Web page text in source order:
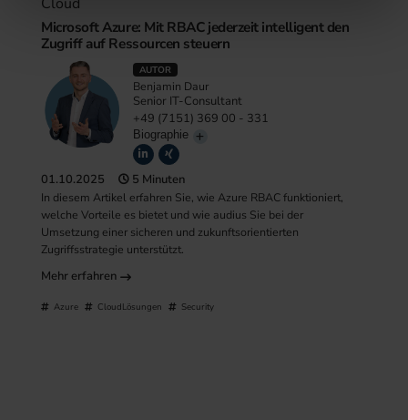
Microsoft Azure: Mit RBAC jederzeit intelligent den
Zugriff auf Ressourcen steuern
AUTOR
Benjamin Daur
Senior IT-Consultant
+49 (7151) 369 00 - 331
Biographie
01.10.2025 5 Minuten
In diesem Artikel erfahren Sie, wie Azure RBAC funktioniert,
welche Vorteile es bietet und wie audius Sie bei der
Umsetzung einer sicheren und zukunftsorientierten
Zugriffsstrategie unterstützt.
Mehr erfahren
Azure CloudLösungen Security